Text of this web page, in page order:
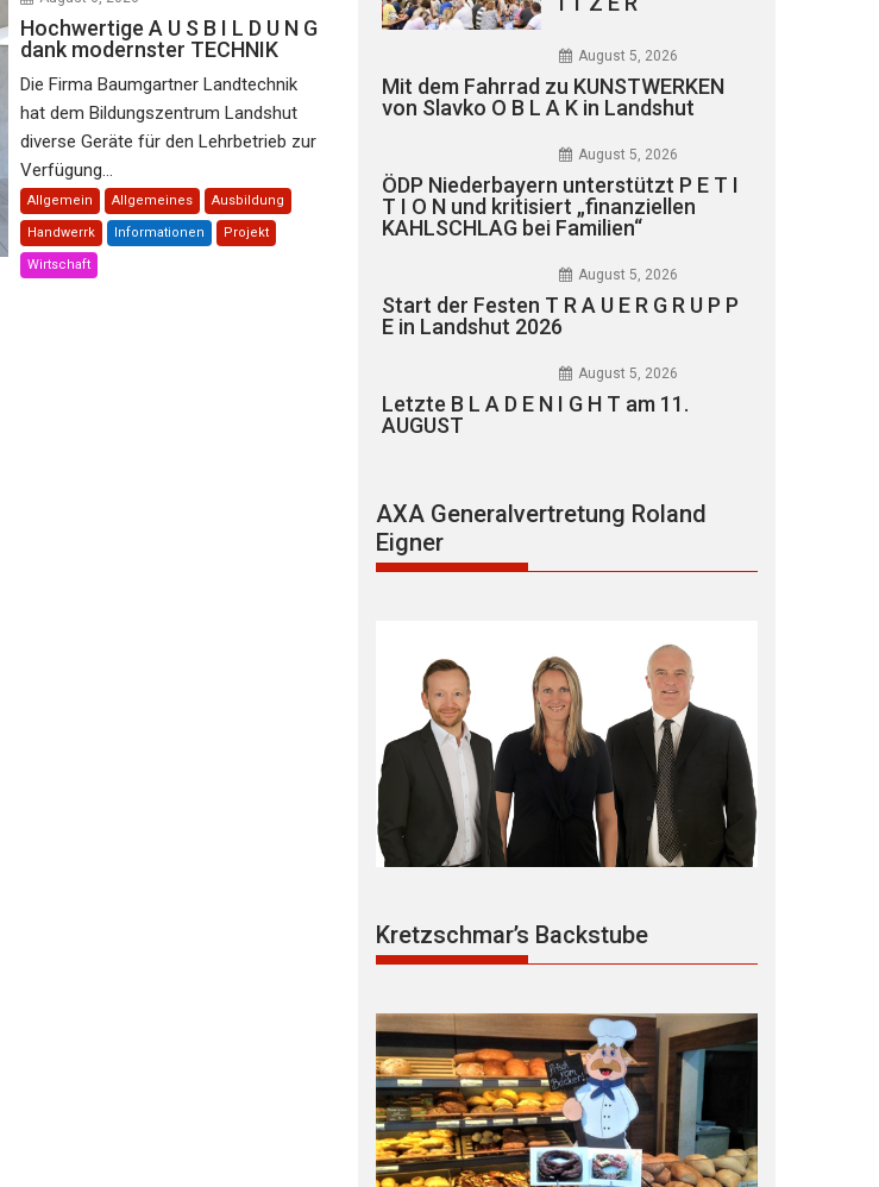
Hochwertige A U S B I L D U N G
dank modernster TECHNIK
Die Firma Baumgartner Landtechnik
hat dem Bildungszentrum Landshut
diverse Geräte für den Lehrbetrieb zur
Verfügung...
Allgemein Allgemeines Ausbildung
Handwerrk Informationen Projekt
Wirtschaft
August 5, 2026
Mit dem Fahrrad zu KUNSTWERKEN
von Slavko O B L A K in Landshut
August 5, 2026
ÖDP Niederbayern unterstützt P E T I
T I O N und kritisiert „finanziellen
KAHLSCHLAG bei Familien“
August 5, 2026
Start der Festen T R A U E R G R U P P
E in Landshut 2026
August 5, 2026
Letzte B L A D E N I G H T am 11.
AUGUST
AXA Generalvertretung Roland
Eigner
Kretzschmar’s Backstube